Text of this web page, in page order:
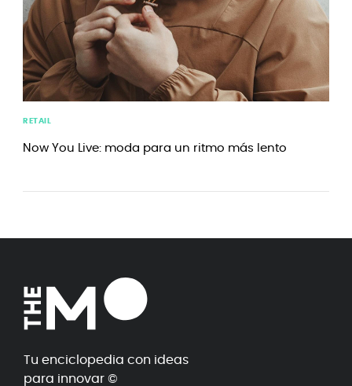
RETAIL
Now You Live: moda para un ritmo más lento
Tu enciclopedia con ideas
para innovar ©